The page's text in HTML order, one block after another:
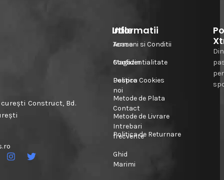
Construct, Bd.
Informatii
Acasa
Magazin
Despre
noi
Contact
Intrebari
frecvente
Ghid
Marimi
Utile
Termeni si Conditii
Confidentialitate
Politica Cookies
Metode de Plata
Metode de Livrare
Politica de Returnare
Din